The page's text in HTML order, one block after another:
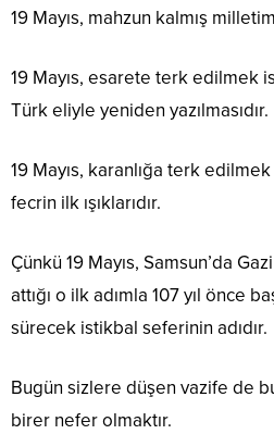
19 Mayıs, mahzun kalmış
19 Mayıs, esarete terk edilmek
Türk eliyle yeniden yazılmasıdır.
19 Mayıs, karanlığa terk
fecrin ilk ışıklarıdır.
Çünkü 19 Mayıs, Samsun’da
attığı o ilk adımla 107 yıl önce
sürecek istikbal seferinin adıdır.
Bugün sizlere düşen vazife de
birer nefer olmaktır.